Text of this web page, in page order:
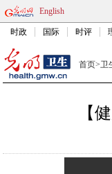
English
时政 国际 时评
首页>卫
【